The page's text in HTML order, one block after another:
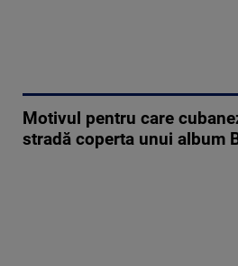
Motivul pentru care
stradă coperta unui album